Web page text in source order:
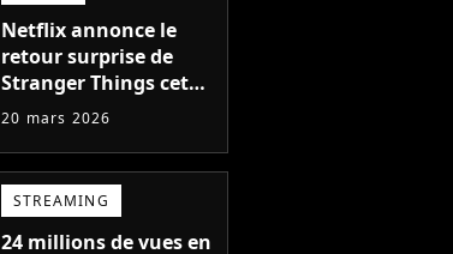
Netflix annonce le
retour surprise de
Stranger Things cet
été avec sa version
décision historique
20 mars 2026
STREAMING
24 millions de vues en